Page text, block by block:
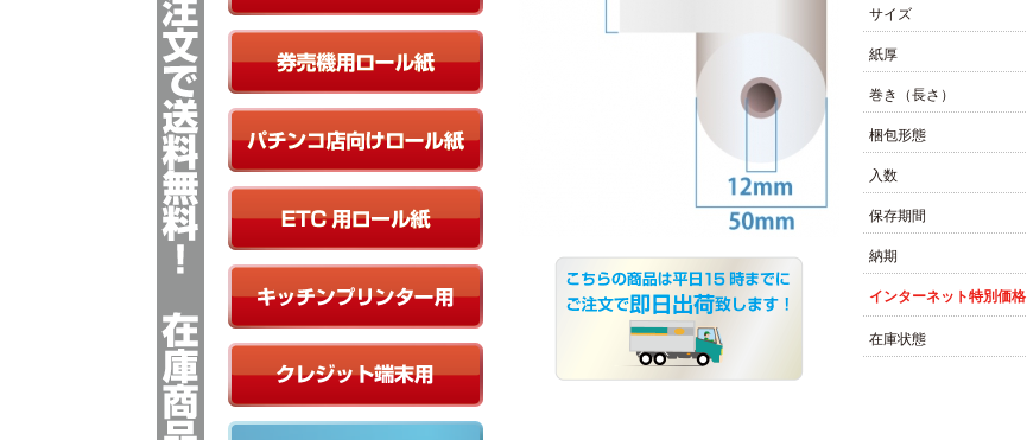
サイズ
紙厚
巻き（長さ）
梱包形態
入数
保存期間
納期
インターネット特別価格
在庫状態